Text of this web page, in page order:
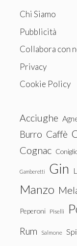
Chi Siamo
Pubblicità
Collabora con
Privacy
Cookie Policy
Acciughe
Burro Caffè
Cognac
Gamberetti Gin
Manzo
Peperoni Piselli
Rum Salmone